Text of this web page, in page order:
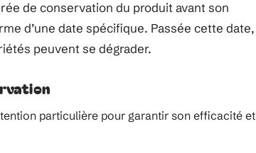
de conservation du produit avant son
d’une date spécifique. Passée cette date,
peuvent se dégrader.
particulière pour garantir son efficacité et